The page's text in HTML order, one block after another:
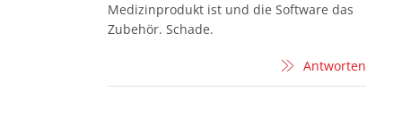
Medizinprodukt ist und die Software das
Zubehör. Schade.
Antworten